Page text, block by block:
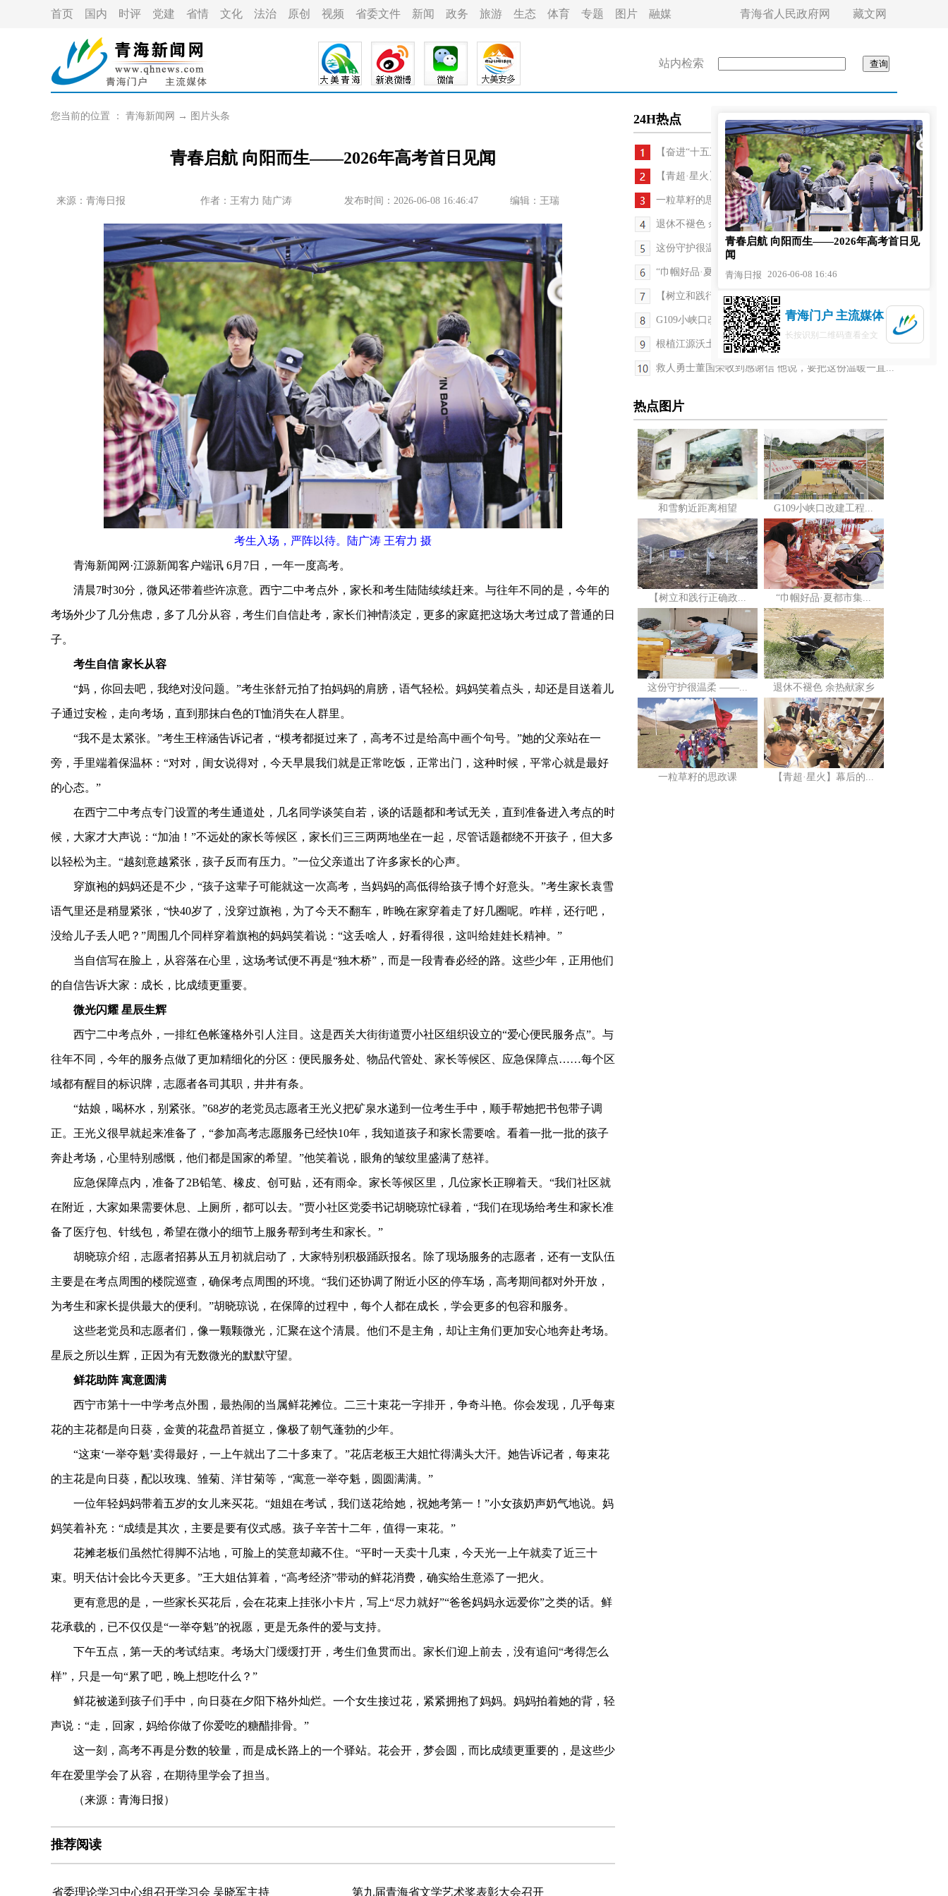
首页 国内 时评 党建 省情 文化 法治 原创 视频 省委文件 新闻 政务 旅游 生态 体育 专题 图片 融媒 青海省人民政府网 藏文网
站内检索
您当前的位置 ： 青海新闻网 → 图片头条
青春启航 向阳而生——2026年高考首日见闻
来源：青海日报 作者： 王宥力 陆广涛 发布时间：2026-06-08 16:46:47 编辑：王瑞
考生入场，严阵以待。陆广涛 王宥力 摄
青海新闻网·江源新闻客户端讯 6月7日，一年一度高考。
清晨7时30分，微风还带着些许凉意。西宁二中考点外，家长和考生陆陆续续赶来。与往年不同的是，今年的
考场外少了几分焦虑，多了几分从容，考生们自信赴考，家长们神情淡定，更多的家庭把这场大考过成了普通的日
子。
考生自信 家长从容
“妈，你回去吧，我绝对没问题。”考生张舒元拍了拍妈妈的肩膀，语气轻松。妈妈笑着点头，却还是目送着儿
子通过安检，走向考场，直到那抹白色的T恤消失在人群里。
“我不是太紧张。”考生王梓涵告诉记者，“模考都挺过来了，高考不过是给高中画个句号。”她的父亲站在一
旁，手里端着保温杯：“对对，闺女说得对，今天早晨我们就是正常吃饭，正常出门，这种时候，平常心就是最好
的心态。”
在西宁二中考点专门设置的考生通道处，几名同学谈笑自若，谈的话题都和考试无关，直到准备进入考点的时
候，大家才大声说：“加油！”不远处的家长等候区，家长们三三两两地坐在一起，尽管话题都绕不开孩子，但大多
以轻松为主。“越刻意越紧张，孩子反而有压力。”一位父亲道出了许多家长的心声。
穿旗袍的妈妈还是不少，“孩子这辈子可能就这一次高考，当妈妈的高低得给孩子博个好意头。”考生家长袁雪
语气里还是稍显紧张，“快40岁了，没穿过旗袍，为了今天不翻车，昨晚在家穿着走了好几圈呢。咋样，还行吧，
没给儿子丢人吧？”周围几个同样穿着旗袍的妈妈笑着说：“这丢啥人，好看得很，这叫给娃娃长精神。”
当自信写在脸上，从容落在心里，这场考试便不再是“独木桥”，而是一段青春必经的路。这些少年，正用他们
的自信告诉大家：成长，比成绩更重要。
微光闪耀 星辰生辉
西宁二中考点外，一排红色帐篷格外引人注目。这是西关大街街道贾小社区组织设立的“爱心便民服务点”。与
往年不同，今年的服务点做了更加精细化的分区：便民服务处、物品代管处、家长等候区、应急保障点……每个区
域都有醒目的标识牌，志愿者各司其职，井井有条。
“姑娘，喝杯水，别紧张。”68岁的老党员志愿者王光义把矿泉水递到一位考生手中，顺手帮她把书包带子调
正。王光义很早就起来准备了，“参加高考志愿服务已经快10年，我知道孩子和家长需要啥。看着一批一批的孩子
奔赴考场，心里特别感慨，他们都是国家的希望。”他笑着说，眼角的皱纹里盛满了慈祥。
应急保障点内，准备了2B铅笔、橡皮、创可贴，还有雨伞。家长等候区里，几位家长正聊着天。“我们社区就
在附近，大家如果需要休息、上厕所，都可以去。”贾小社区党委书记胡晓琼忙碌着，“我们在现场给考生和家长准
备了医疗包、针线包，希望在微小的细节上服务帮到考生和家长。”
胡晓琼介绍，志愿者招募从五月初就启动了，大家特别积极踊跃报名。除了现场服务的志愿者，还有一支队伍
主要是在考点周围的楼院巡查，确保考点周围的环境。“我们还协调了附近小区的停车场，高考期间都对外开放，
为考生和家长提供最大的便利。”胡晓琼说，在保障的过程中，每个人都在成长，学会更多的包容和服务。
这些老党员和志愿者们，像一颗颗微光，汇聚在这个清晨。他们不是主角，却让主角们更加安心地奔赴考场。
星辰之所以生辉，正因为有无数微光的默默守望。
鲜花助阵 寓意圆满
西宁市第十一中学考点外围，最热闹的当属鲜花摊位。二三十束花一字排开，争奇斗艳。你会发现，几乎每束
花的主花都是向日葵，金黄的花盘昂首挺立，像极了朝气蓬勃的少年。
“这束‘一举夺魁’卖得最好，一上午就出了二十多束了。”花店老板王大姐忙得满头大汗。她告诉记者，每束花
的主花是向日葵，配以玫瑰、雏菊、洋甘菊等，“寓意一举夺魁，圆圆满满。”
一位年轻妈妈带着五岁的女儿来买花。“姐姐在考试，我们送花给她，祝她考第一！”小女孩奶声奶气地说。妈
妈笑着补充：“成绩是其次，主要是要有仪式感。孩子辛苦十二年，值得一束花。”
花摊老板们虽然忙得脚不沾地，可脸上的笑意却藏不住。“平时一天卖十几束，今天光一上午就卖了近三十
束。明天估计会比今天更多。”王大姐估算着，“高考经济”带动的鲜花消费，确实给生意添了一把火。
更有意思的是，一些家长买花后，会在花束上挂张小卡片，写上“尽力就好”“爸爸妈妈永远爱你”之类的话。鲜
花承载的，已不仅仅是“一举夺魁”的祝愿，更是无条件的爱与支持。
下午五点，第一天的考试结束。考场大门缓缓打开，考生们鱼贯而出。家长们迎上前去，没有追问“考得怎么
样”，只是一句“累了吧，晚上想吃什么？”
鲜花被递到孩子们手中，向日葵在夕阳下格外灿烂。一个女生接过花，紧紧拥抱了妈妈。妈妈拍着她的背，轻
声说：“走，回家，妈给你做了你爱吃的糖醋排骨。”
这一刻，高考不再是分数的较量，而是成长路上的一个驿站。花会开，梦会圆，而比成绩更重要的，是这些少
年在爱里学会了从容，在期待里学会了担当。
（来源：青海日报）
推荐阅读
省委理论学习中心组召开学习会 吴晓军主持 第九届青海省文学艺术奖表彰大会召开
24H热点
【奋进“十五五”·真抓实干谱新篇】新政松绑赋...
【青超·星火】幕后的“隐形战队”：没有他们 就没...
一粒草籽的思政课
退休不褪色 余热献家乡
这份守护很温柔 ——2026年度青海省养老护理员大赛...
“巾帼好品·夏都市集” 端午非遗集活动举办
【树立和践行正确政绩观】清淤泥、净水源，守好村...
G109小峡口改建工程正式通车 西宁海东“半小时通勤...
根植江源沃土 谱写文艺新篇——第九届青海省文学艺...
救人勇士董国荣收到感谢信 他说，要把这份温暖一直...
热点图片
和雪豹近距离相望 G109小峡口改建工程...
【树立和践行正确政... “巾帼好品·夏都市集...
这份守护很温柔 ——... 退休不褪色 余热献家乡
一粒草籽的思政课 【青超·星火】幕后的...
青春启航 向阳而生——2026年高考首日见
闻
青海日报 2026-06-08 16:46
青海门户 主流媒体
长按识别二维码查看全文